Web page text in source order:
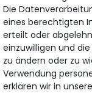
Wir bieten
Die
eines berechtigten
erteilt oder
einzuwilligen und
zu ändern oder zu
Verwendung
erklären wir in